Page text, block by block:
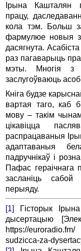
Ірына Кашталян
працу,
кола тэм. Больш
фармулюе новыя
дасягнута.
раз пагаварыць
мэты. Многія з
заслугоўваюць
Кніга будзе
вартая таго, каб
мову – такім
цікавіцца
распрацаваныя
адаптаваныя
падручнікаў і
Пафас гераічнага
засланіць сабой
перыяду.
[1]
Гісторык
дысертацыю
https://
sudzicca-za-